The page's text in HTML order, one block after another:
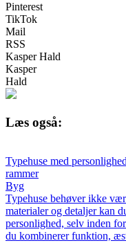
Pinterest
TikTok
Mail
RSS
Kasper Hald
Kasper
Hald
Læs også:
Typehuse med
rammer
Byg
Typehuse behøver ikke
materialer og detaljer kan
personlighed, selv inden
du kombinerer funktion,